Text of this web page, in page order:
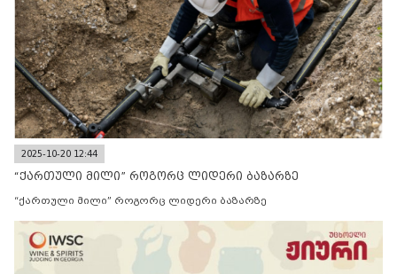
2025-10-20 12:44
“ქართული მილი” როგორც ლიდერი ბაზარზე
“ქართული მილი” როგორც ლიდერი ბაზარზე